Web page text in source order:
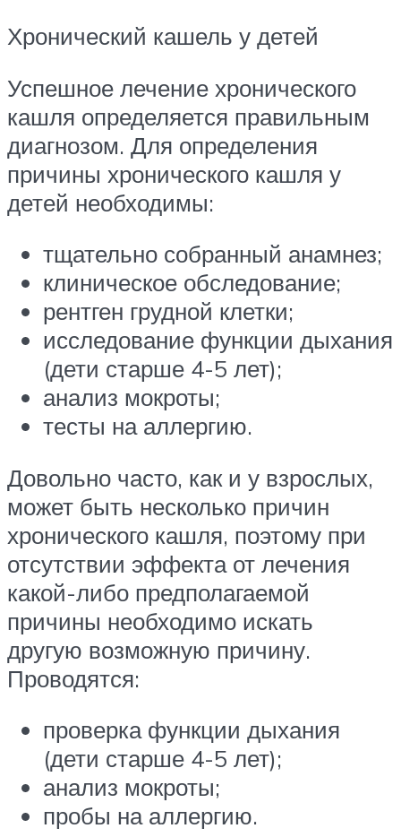
Хронический кашель у детей
Успешное лечение хронического
кашля определяется правильным
диагнозом. Для определения
причины хронического кашля у
детей необходимы:
тщательно собранный анамнез;
клиническое обследование;
рентген грудной клетки;
исследование функции дыхания
(дети старше 4-5 лет);
анализ мокроты;
тесты на аллергию.
Довольно часто, как и у взрослых,
может быть несколько причин
хронического кашля, поэтому при
отсутствии эффекта от лечения
какой-либо предполагаемой
причины необходимо искать
другую возможную причину.
Проводятся:
проверка функции дыхания
(дети старше 4-5 лет);
анализ мокроты;
пробы на аллергию.